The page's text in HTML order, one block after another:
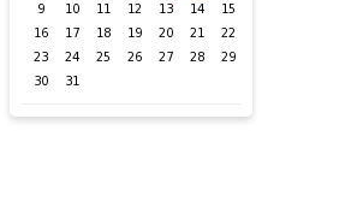
9
10 11 12 13 14
15
16
17 18 19 20 21
22
23
24 25 26 27 28
29
30
31